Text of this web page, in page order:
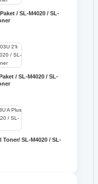
/ SL-M4020 / SL-
/ SL-M4020 / SL-
Toner/ SL-M4020 / SL-